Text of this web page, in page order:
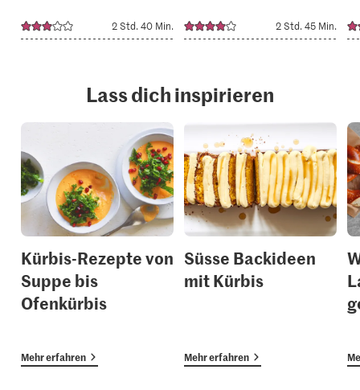
2 Std. 40 Min. 2 Std. 45 Min.
Lass dich inspirieren
Kürbis-Rezepte von
Suppe bis
Ofenkürbis
Mehr erfahren
Süsse Backideen
mit Kürbis
Mehr erfahren